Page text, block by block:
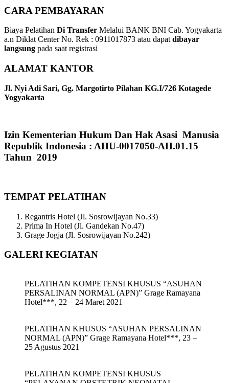
CARA PEMBAYARAN
Biaya Pelatihan Di Transfer Melalui BANK BNI Cab. Yogyakarta
a.n Diklat Center No. Rek : 0911017873 atau dapatdibayar
langsung pada saat registrasi
ALAMAT KANTOR
Jl. Nyi Adi Sari, Gg. Margotirto Pilahan KG.I/726 Kotagede
Yogyakarta
Izin Kementerian Hukum Dan Hak Asasi Manusia
Republik Indonesia : AHU-0017050-AH.01.15
Tahun 2019
TEMPAT PELATIHAN
Regantris Hotel (Jl. Sosrowijayan No.33)
Prima In Hotel (Jl. Gandekan No.47)
Grage Jogja (Jl. Sosrowijayan No.242)
GALERI KEGIATAN
PELATIHAN KOMPETENSI KHUSUS “ASUHAN
PERSALINAN NORMAL (APN)” Grage Ramayana
Hotel***, 22 – 24 Maret 2021
PELATIHAN KHUSUS “ASUHAN PERSALINAN
NORMAL (APN)” Grage Ramayana Hotel***, 23 –
25 Agustus 2021
PELATIHAN KOMPETENSI KHUSUS